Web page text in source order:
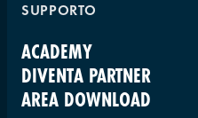
SUPPORTO
ACADEMY
DIVENTA PARTNER
AREA DOWNLOAD